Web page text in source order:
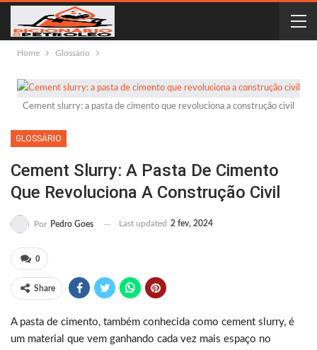
Home Glossário
Cement slurry: a pasta de cimento que revoluciona a construção civil
GLOSSÁRIO
Cement Slurry: A Pasta De Cimento
Que Revoluciona A Construção Civil
Por Pedro Goes Last updated 2 fev, 2024
0
Share
A pasta de cimento, também conhecida como cement slurry, é
um material que vem ganhando cada vez mais espaço no